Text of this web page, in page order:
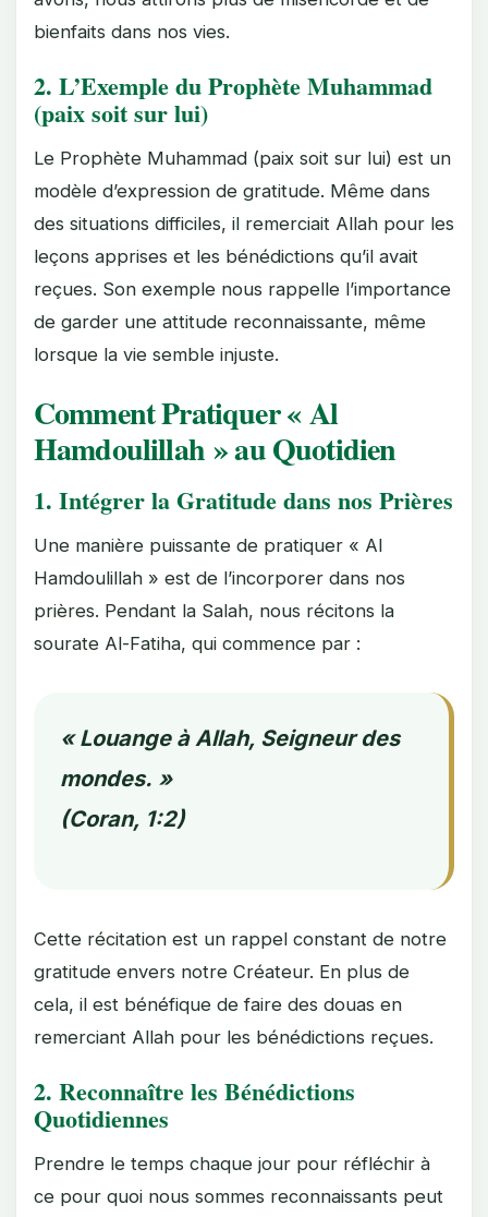
bienfaits dans nos vies.
2. L’Exemple du Prophète Muhammad
(paix soit sur lui)
Le Prophète Muhammad (paix soit sur lui) est un
modèle d’expression de gratitude. Même dans
des situations difficiles, il remerciait Allah pour les
leçons apprises et les bénédictions qu’il avait
reçues. Son exemple nous rappelle l’importance
de garder une attitude reconnaissante, même
lorsque la vie semble injuste.
Comment Pratiquer « Al
Hamdoulillah » au Quotidien
1. Intégrer la Gratitude dans nos Prières
Une manière puissante de pratiquer « Al
Hamdoulillah » est de l’incorporer dans nos
prières. Pendant la Salah, nous récitons la
sourate Al-Fatiha, qui commence par :
« Louange à Allah, Seigneur des
mondes. »
(Coran, 1:2)
Cette récitation est un rappel constant de notre
gratitude envers notre Créateur. En plus de
cela, il est bénéfique de faire des douas en
remerciant Allah pour les bénédictions reçues.
2. Reconnaître les Bénédictions
Quotidiennes
Prendre le temps chaque jour pour réfléchir à
ce pour quoi nous sommes reconnaissants peut